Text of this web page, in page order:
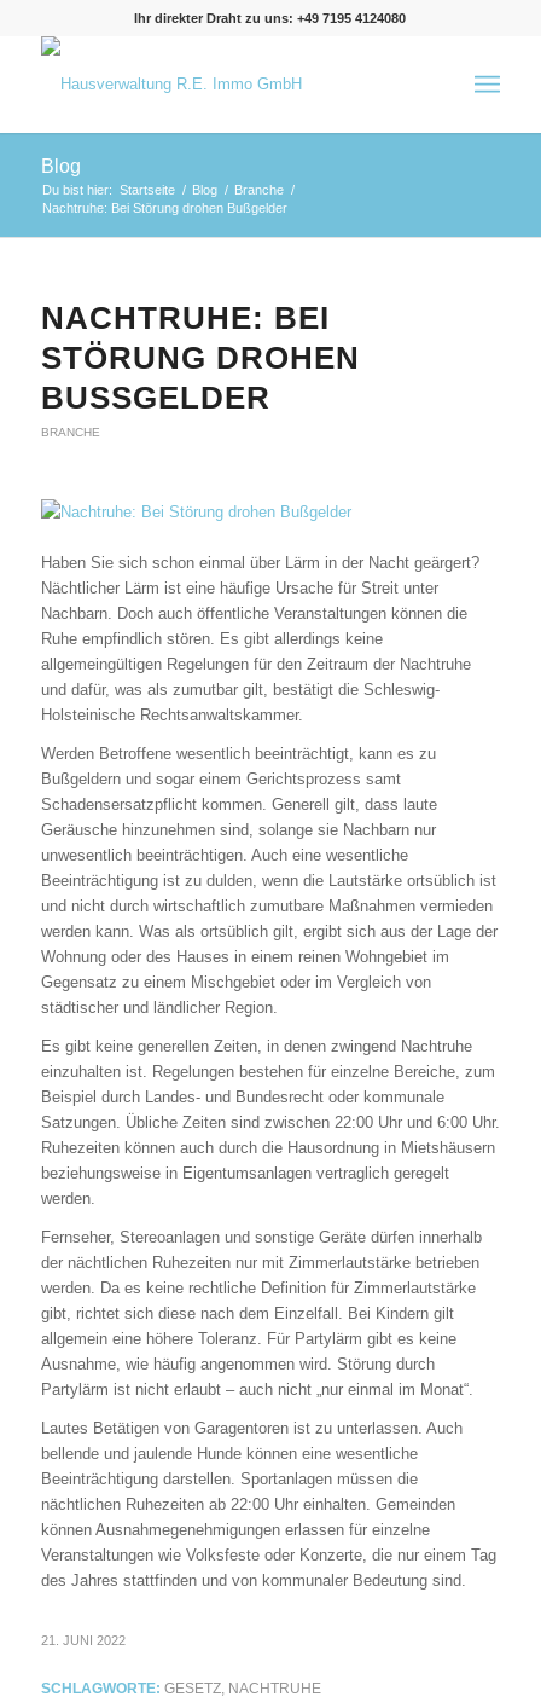
Ihr direkter Draht zu uns: +49 7195 4124080
Blog
Du bist hier: Startseite / Blog / Branche /
Nachtruhe: Bei Störung drohen Bußgelder
NACHTRUHE: BEI
STÖRUNG DROHEN
BUSSGELDER
BRANCHE
Haben Sie sich schon einmal über Lärm in der Nacht geärgert?
Nächtlicher Lärm ist eine häufige Ursache für Streit unter
Nachbarn. Doch auch öffentliche Veranstaltungen können die
Ruhe empfindlich stören. Es gibt allerdings keine
allgemeingültigen Regelungen für den Zeitraum der Nachtruhe
und dafür, was als zumutbar gilt, bestätigt die Schleswig-
Holsteinische Rechtsanwaltskammer.
Werden Betroffene wesentlich beeinträchtigt, kann es zu
Bußgeldern und sogar einem Gerichtsprozess samt
Schadensersatzpflicht kommen. Generell gilt, dass laute
Geräusche hinzunehmen sind, solange sie Nachbarn nur
unwesentlich beeinträchtigen. Auch eine wesentliche
Beeinträchtigung ist zu dulden, wenn die Lautstärke ortsüblich ist
und nicht durch wirtschaftlich zumutbare Maßnahmen vermieden
werden kann. Was als ortsüblich gilt, ergibt sich aus der Lage der
Wohnung oder des Hauses in einem reinen Wohngebiet im
Gegensatz zu einem Mischgebiet oder im Vergleich von
städtischer und ländlicher Region.
Es gibt keine generellen Zeiten, in denen zwingend Nachtruhe
einzuhalten ist. Regelungen bestehen für einzelne Bereiche, zum
Beispiel durch Landes- und Bundesrecht oder kommunale
Satzungen. Übliche Zeiten sind zwischen 22:00 Uhr und 6:00 Uhr.
Ruhezeiten können auch durch die Hausordnung in Mietshäusern
beziehungsweise in Eigentumsanlagen vertraglich geregelt
werden.
Fernseher, Stereoanlagen und sonstige Geräte dürfen innerhalb
der nächtlichen Ruhezeiten nur mit Zimmerlautstärke betrieben
werden. Da es keine rechtliche Definition für Zimmerlautstärke
gibt, richtet sich diese nach dem Einzelfall. Bei Kindern gilt
allgemein eine höhere Toleranz. Für Partylärm gibt es keine
Ausnahme, wie häufig angenommen wird. Störung durch
Partylärm ist nicht erlaubt – auch nicht „nur einmal im Monat“.
Lautes Betätigen von Garagentoren ist zu unterlassen. Auch
bellende und jaulende Hunde können eine wesentliche
Beeinträchtigung darstellen. Sportanlagen müssen die
nächtlichen Ruhezeiten ab 22:00 Uhr einhalten. Gemeinden
können Ausnahmegenehmigungen erlassen für einzelne
Veranstaltungen wie Volksfeste oder Konzerte, die nur einem Tag
des Jahres stattfinden und von kommunaler Bedeutung sind.
21. JUNI 2022
SCHLAGWORTE: GESETZ, NACHTRUHE